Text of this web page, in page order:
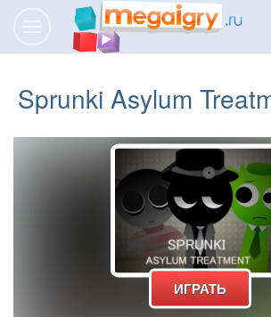
Переключить
навигацию
Sprunki Asylum